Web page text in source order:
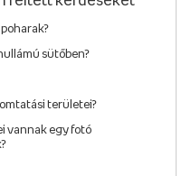
sütőben?
területei?
vannak egy fotó